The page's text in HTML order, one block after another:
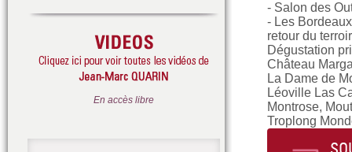
- Salon des
- Les
retour du terroir
Dégustation
Château
La Dame de
Léoville Las
Montrose,
Troplong
En accès libre